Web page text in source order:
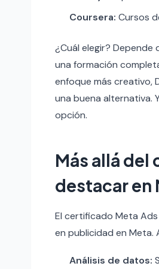
Coursera: Cursos
¿Cuál elegir?
una formación
enfoque más creativo,
una buena alternativa.
opción.
Más allá
destacar en
El certificado Meta
en publicidad en Meta.
Análisis de datos: